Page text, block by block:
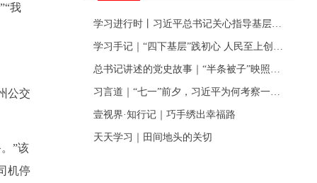
我
公交
”该
机停
壹视界·知行记｜巧手绣出幸福路
天天学习｜田间地头的关切